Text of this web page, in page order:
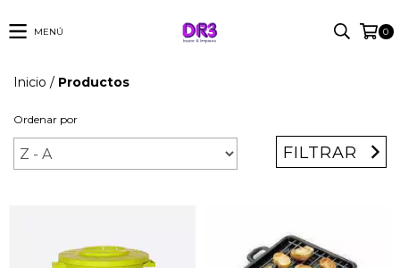
MENÚ 0
Inicio / Productos
Ordenar por
FILTRAR